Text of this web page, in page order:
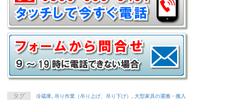
タグ 冷蔵庫 吊り作業（吊り上げ、吊り下げ） ,大型家具の運搬・搬入